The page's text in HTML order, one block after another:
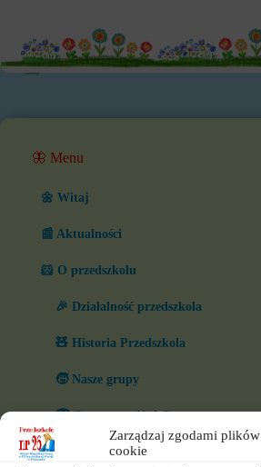
Zarządzaj zgodami plików
cookie
🦋 Menu
🌼 Witaj
📰 Aktualności
🐹 O przedszkolu
🎉 Działalność przedszkola
🧸 Historia Przedszkola
🧒 Nasze grupy
🏆 Co nas wyróżnia?
🎨 W naszym przedszkolu